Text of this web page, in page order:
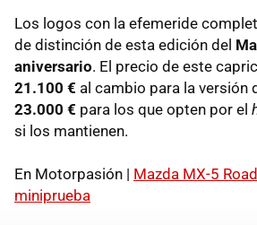
Los logos con la efemeride
de distinción de esta edición del
aniversario. El precio de este
21.100 € al cambio para la versión
23.000 € para los que opten por el
si los mantienen.
En Motorpasión | Mazda MX-5
miniprueba